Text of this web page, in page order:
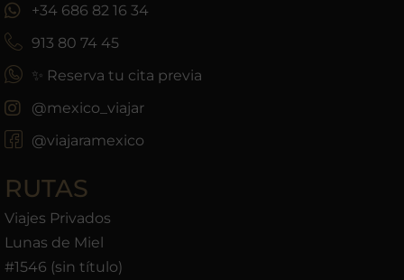
+34 686 82 16 34
913 80 74 45
✨ Reserva tu cita previa
@mexico_viajar
@viajaramexico
RUTAS
Viajes Privados
Lunas de Miel
#1546 (sin título)